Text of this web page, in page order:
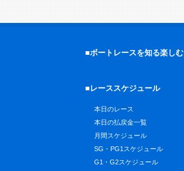
■ボートレースを知る楽しむ
■レーススケジュール
本日のレース
本日の払戻金一覧
月間スケジュール
SG・PG1スケジュール
G1・G2スケジュール